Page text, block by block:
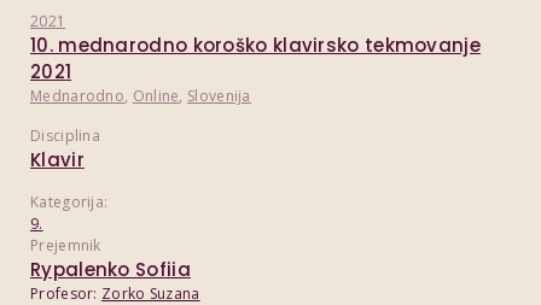
2021
10. mednarodno koroško klavirsko tekmovanje
2021
Mednarodno, Online, Slovenija
Disciplina
Klavir
Kategorija:
9.
Prejemnik
Rypalenko Sofiia
Profesor: Zorko Suzana